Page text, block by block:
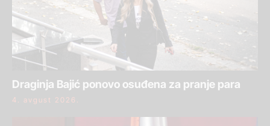
Draginja Bajić ponovo osuđena za pranje para
4. avgust 2026.